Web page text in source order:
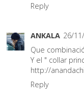
Reply
ANKALA 26/
Que
Y el " collar
http://
Reply